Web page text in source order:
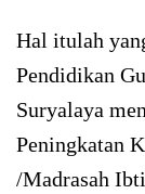
Hal itulah
Pendidikan
Suryalaya
Peningkatan
/Madrasah